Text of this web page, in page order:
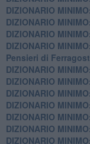
DIZIONARIO
DIZIONARIO
DIZIONARIO
DIZIONARIO
Pensieri di
DIZIONARIO
DIZIONARIO
DIZIONARIO
DIZIONARIO
DIZIONARIO
DIZIONARIO
DIZIONARIO